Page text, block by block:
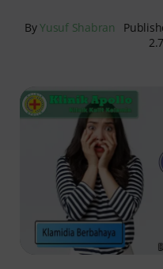
ByYusuf Shabran